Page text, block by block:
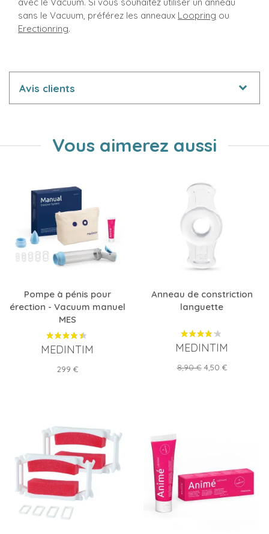
sans le Vacuum, préférez les anneaux Loopring ou
Erectionring.
Avis clients
Vous aimerez aussi
Pompe à pénis pour
érection - Vacuum manuel
MES
MEDINTIM
Prix
299 €
Anneau de constriction
languette
MEDINTIM
Prix
8,90 € Prix
4,50 €